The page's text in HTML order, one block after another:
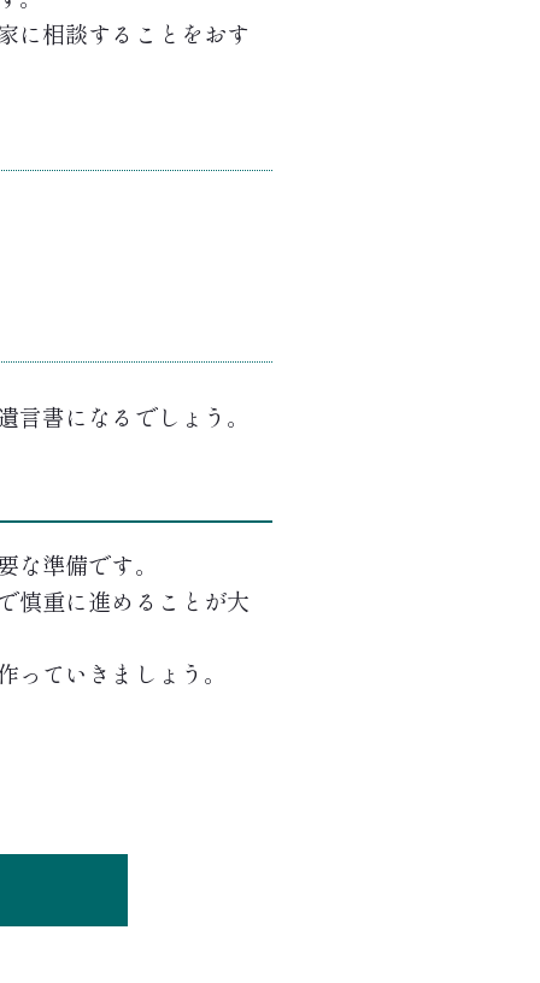
に相談することをおす
書になるでしょう。
準備です。
慎重に進めることが大
ていきましょう。